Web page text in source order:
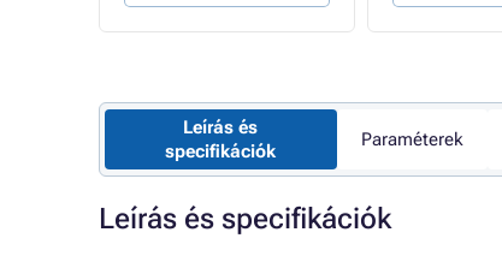
Leírás és
specifikációk
Paraméterek
Leírás és specifikációk